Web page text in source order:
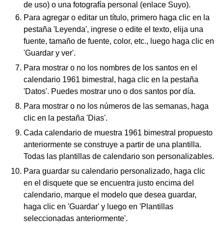
de uso) o una fotografía personal (enlace Suyo).
Para agregar o editar un título, primero haga clic en la
pestaña 'Leyenda', ingrese o edite el texto, elija una
fuente, tamaño de fuente, color, etc., luego haga clic en
'Guardar y ver'.
Para mostrar o no los nombres de los santos en el
calendario 1961 bimestral, haga clic en la pestaña
'Datos'. Puedes mostrar uno o dos santos por día.
Para mostrar o no los números de las semanas, haga
clic en la pestaña 'Dias'.
Cada calendario de muestra 1961 bimestral propuesto
anteriormente se construye a partir de una plantilla.
Todas las plantillas de calendario son personalizables.
Para guardar su calendario personalizado, haga clic
en el disquete que se encuentra justo encima del
calendario, marque el modelo que desea guardar,
haga clic en 'Guardar' y luego en 'Plantillas
seleccionadas anteriormente'.